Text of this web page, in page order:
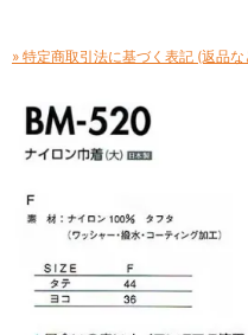
» 特定商取引法に基づく表記 (返品な